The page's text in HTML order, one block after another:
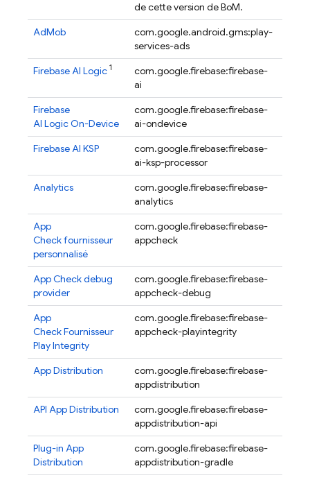
de cette version deBoM.
AdMob
com.google.android.gms:play-
services-ads
Firebase AI Logic 1
com.google.firebase:firebase-
ai
Firebase
AI Logic On-Device
com.google.firebase:firebase-
ai-ondevice
Firebase AI KSP
com.google.firebase:firebase-
ai-ksp-processor
Analytics
com.google.firebase:firebase-
analytics
App
Checkfournisseur
personnalisé
com.google.firebase:firebase-
appcheck
App Checkdebug
provider
com.google.firebase:firebase-
appcheck-debug
App
CheckFournisseur
Play Integrity
com.google.firebase:firebase-
appcheck-playintegrity
App Distribution
com.google.firebase:firebase-
appdistribution
API App Distribution
com.google.firebase:firebase-
appdistribution-api
Plug-in App
Distribution
com.google.firebase:firebase-
appdistribution-gradle